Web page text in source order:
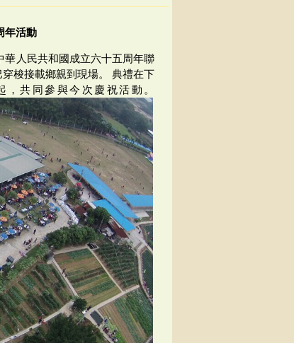
年活動
華人民共和國成立六十五周年聯
梭接載鄉親到現場。 典禮在下
共同參與今次慶祝活動。